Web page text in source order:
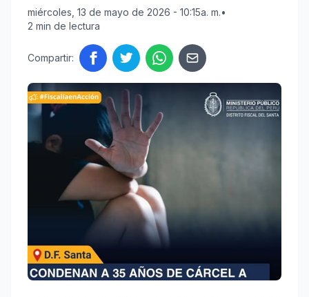
miércoles, 13 de mayo de 2026 - 10:15a. m.•
2 min de lectura
Compartir: